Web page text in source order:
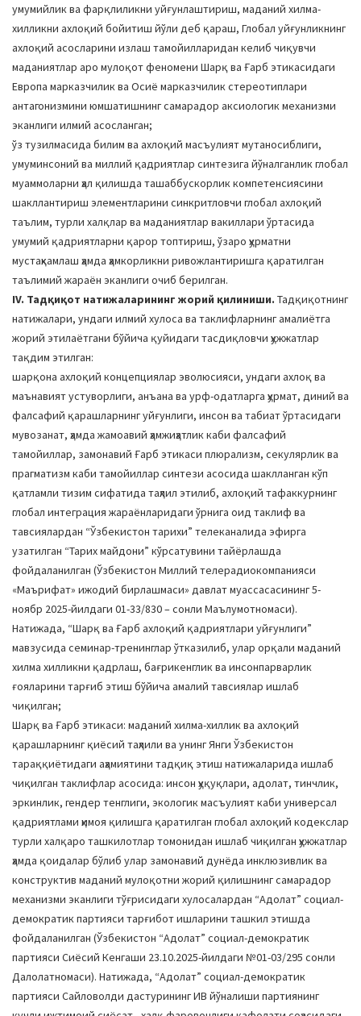
умумийлик ва фарқлиликни уйғунлаштириш, маданий хилма-
хилликни ахлоқий бойитиш йўли деб қараш, Глобал уйғунликнинг
ахлоқий асосларини излаш тамойилларидан келиб чиқувчи
маданиятлар аро мулоқот феномени Шарқ ва Ғарб этикасидаги
Европа марказчилик ва Осиё марказчилик стереотиплари
антагонизмини юмшатишнинг самарадор аксиологик механизми
эканлиги илмий асосланган;
ўз тузилмасида билим ва ахлоқий масъулият мутаносиблиги,
умуминсоний ва миллий қадриятлар синтезига йўналганлик глобал
муаммоларни ҳал қилишда ташаббускорлик компетенсиясини
шакллантириш элементларини синкритловчи глобал ахлоқий
таълим, турли халқлар ва маданиятлар вакиллари ўртасида
умумий қадриятларни қарор топтириш, ўзаро ҳурматни
мустаҳкамлаш ҳамда ҳамкорликни ривожлантиришга қаратилган
таълимий жараён эканлиги очиб берилган.
IV. Тадқиқот натижаларининг жорий қилиниши. Тадқиқотнинг
натижалари, ундаги илмий хулоса ва таклифларнинг амалиётга
жорий этилаётгани бўйича қуйидаги тасдиқловчи ҳужжатлар
тақдим этилган:
шарқона ахлоқий концепциялар эволюсияси, ундаги ахлоқ ва
маънавият устуворлиги, анъана ва урф-одатларга ҳурмат, диний ва
фалсафий қарашларнинг уйғунлиги, инсон ва табиат ўртасидаги
мувозанат, ҳамда жамоавий ҳамжиҳатлик каби фалсафий
тамойиллар, замонавий Ғарб этикаси плюрализм, секулярлик ва
прагматизм каби тамойиллар синтези асосида шаклланган кўп
қатламли тизим сифатида таҳлил этилиб, ахлоқий тафаккурнинг
глобал интеграция жараёнларидаги ўрнига оид таклиф ва
тавсиялардан “Ўзбекистон тарихи” телеканалида эфирга
узатилган “Тарих майдони” кўрсатувини тайёрлашда
фойдаланилган (Ўзбекистон Миллий телерадиокомпанияси
«Маърифат» ижодий бирлашмаси» давлат муассасасининг 5-
ноябр 2025-йилдаги 01-33/830 – сонли Маълумотномаси).
Натижада, “Шарқ ва Ғарб ахлоқий қадриятлари уйғунлиги”
мавзусида семинар-тренинглар ўтказилиб, улар орқали маданий
хилма хилликни қадрлаш, бағрикенглик ва инсонпарварлик
ғояларини тарғиб этиш бўйича амалий тавсиялар ишлаб
чиқилган;
Шарқ ва Ғарб этикаси: маданий хилма-хиллик ва ахлоқий
қарашларнинг қиёсий таҳлили ва унинг Янги Ўзбекистон
тараққиётидаги аҳамиятини тадқиқ этиш натижаларида ишлаб
чиқилган таклифлар асосида: инсон ҳуқуқлари, адолат, тинчлик,
эркинлик, гендер тенглиги, экологик масъулият каби универсал
қадриятлами ҳимоя қилишга қаратилган глобал ахлоқий кодекслар
турли халқаро ташкилотлар томонидан ишлаб чиқилган ҳужжатлар
ҳамда қоидалар бўлиб улар замонавий дунёда инклюзивлик ва
конструктив маданий мулоқотни жорий қилишнинг самарадор
механизми эканлиги тўғрисидаги хулосалардан “Адолат” социал-
демократик партияси тарғибот ишларини ташкил этишда
фойдаланилган (Ўзбекистон “Адолат” социал-демократик
партияси Сиёсий Кенгаши 23.10.2025-йилдаги №01-03/295 сонли
Далолатномаси). Натижада, “Адолат” социал-демократик
партияси Сайловолди дастурининг ИВ йўналиши партиянинг